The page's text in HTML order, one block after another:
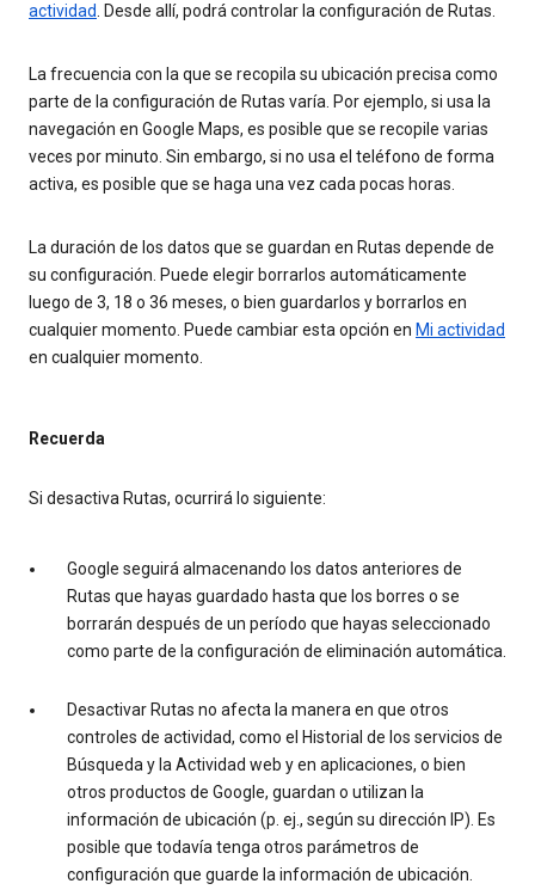
actividad. Desde allí, podrá controlar la configuración de Rutas.
La frecuencia con la que se recopila su ubicación precisa como
parte de la configuración de Rutas varía. Por ejemplo, si usa la
navegación en Google Maps, es posible que se recopile varias
veces por minuto. Sin embargo, si no usa el teléfono de forma
activa, es posible que se haga una vez cada pocas horas.
La duración de los datos que se guardan en Rutas depende de
su configuración. Puede elegir borrarlos automáticamente
luego de 3, 18 o 36 meses, o bien guardarlos y borrarlos en
cualquier momento. Puede cambiar esta opción en Mi actividad
en cualquier momento.
Recuerda
Si desactiva Rutas, ocurrirá lo siguiente:
Google seguirá almacenando los datos anteriores de
Rutas que hayas guardado hasta que los borres o se
borrarán después de un período que hayas seleccionado
como parte de la configuración de eliminación automática.
Desactivar Rutas no afecta la manera en que otros
controles de actividad, como el Historial de los servicios de
Búsqueda y la Actividad web y en aplicaciones, o bien
otros productos de Google, guardan o utilizan la
información de ubicación (p. ej., según su dirección IP). Es
posible que todavía tenga otros parámetros de
configuración que guarde la información de ubicación.